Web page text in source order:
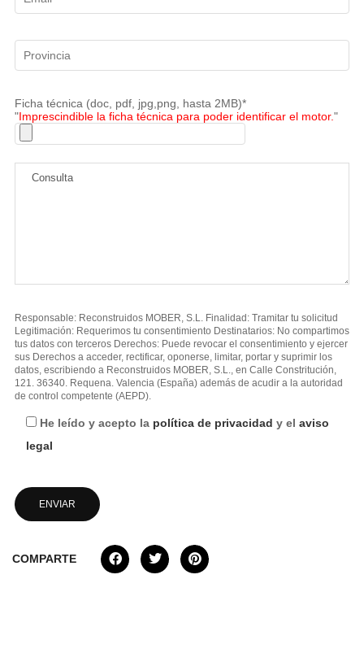
Ficha técnica (doc, pdf, jpg,png, hasta 2MB)*
"Imprescindible la ficha técnica para poder identificar el motor."
Responsable: Reconstruidos MOBER, S.L. Finalidad: Tramitar tu solicitud
Legitimación: Requerimos tu consentimiento Destinatarios: No compartimos
tus datos con terceros Derechos: Puede revocar el consentimiento y ejercer
sus Derechos a acceder, rectificar, oponerse, limitar, portar y suprimir los
datos, escribiendo a Reconstruidos MOBER, S.L., en Calle Constritución,
121. 36340. Requena. Valencia (España) además de acudir a la autoridad
de control competente (AEPD).
He leído y acepto la política de privacidad y el aviso
legal
COMPARTE